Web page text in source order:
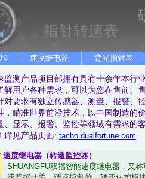
速度继电器 背光指针表
监测产品项目部拥有具有十余年本行
解用户各种需求，可以为您在售前、
对要求有独立传感器、测量、报警、
，瞄准世界前沿技术，以中国制造的
、显示、报警、监控等领域有需求的
详见产品页面: tacho.dualfortune.com
速度继电器（转速监控器）
SHUANGFU双福智能速度继电器，又